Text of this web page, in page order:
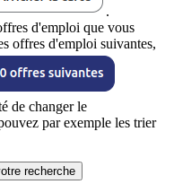
.
d'emploi que vous
offres d'emploi suivantes,
de changer le
par exemple les trier
recherche